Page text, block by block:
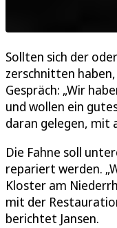
Sollten sich der
zerschnitten
Gespräch: „Wir
und wollen ein
daran gelegen, mit
Die Fahne soll
repariert werden.
Kloster am
mit der
berichtet Jansen.